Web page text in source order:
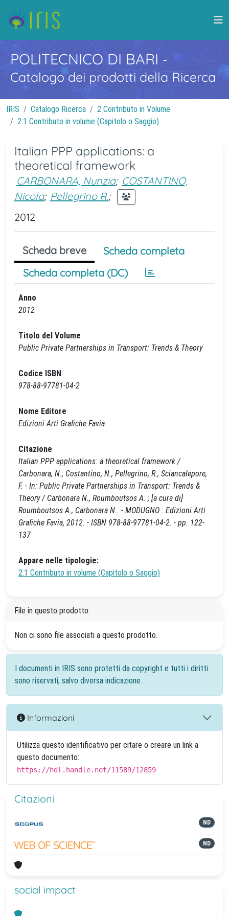
POLITECNICO DI BARI -
Catalogo dei prodotti della Ricerca
IRIS Catalogo Ricerca
2 Contributo in Volume
2.1 Contributo in volume (Capitolo o Saggio)
Italian PPP applications: a
theoretical framework
CARBONARA, Nunzia; COSTANTINO,
Nicola; Pellegrino R.;
2012
Scheda breve
Scheda completa
Scheda completa (DC)
Anno
2012
Titolo del Volume
Public Private Partnerships in Transport: Trends & Theory
Codice ISBN
978-88-97781-04-2
Nome Editore
Edizioni Arti Grafiche Favia
Citazione
Italian PPP applications: a theoretical framework /
Carbonara, N., Costantino, N., Pellegrino, R., Sciancalepore,
F. - In: Public Private Partnerships in Transport: Trends &
Theory / Carbonara N., Roumboutsos A. ; [a cura di]
Roumboutsos A., Carbonara N.. - MODUGNO : Edizioni Arti
Grafiche Favia, 2012. - ISBN 978-88-97781-04-2. - pp. 122-
137
Appare nelle tipologie:
2.1 Contributo in volume (Capitolo o Saggio)
File in questo prodotto:
Non ci sono file associati a questo prodotto.
I documenti in IRIS sono protetti da copyright e tutti i diritti
sono riservati, salvo diversa indicazione.
Informazioni
Utilizza questo identificativo per citare o creare un link a
questo documento:
https://hdl.handle.net/11589/12859
Citazioni
ND
ND
social impact